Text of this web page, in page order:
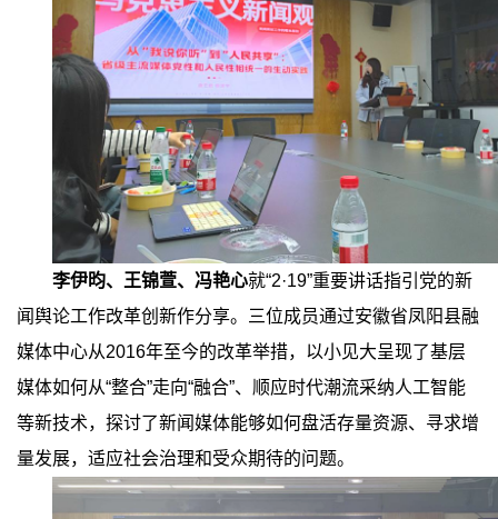
李伊昀、王锦萱、冯艳心就“2·19”重要讲话指引党的新
闻舆论工作改革创新作分享。三位成员通过安徽省凤阳县融
媒体中心从2016年至今的改革举措，以小见大呈现了基层
媒体如何从“整合”走向“融合”、顺应时代潮流采纳人工智能
等新技术，探讨了新闻媒体能够如何盘活存量资源、寻求增
量发展，适应社会治理和受众期待的问题。